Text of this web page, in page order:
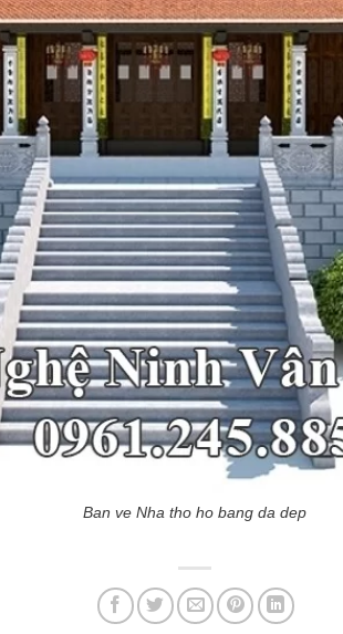
Ban ve Nha tho ho bang da dep